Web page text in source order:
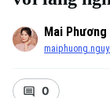
Mai Phương
0